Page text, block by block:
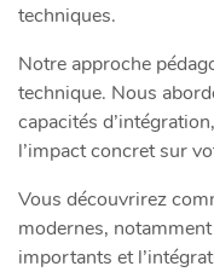
techniques.
Notre approche
technique. Nous
capacités
l’impact concret sur
Vous découvrirez
modernes,
importants et